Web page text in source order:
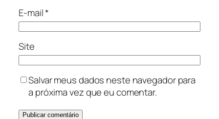
E-mail*
Site
Salvar meus dados neste navegador para
a próxima vez que eu comentar.